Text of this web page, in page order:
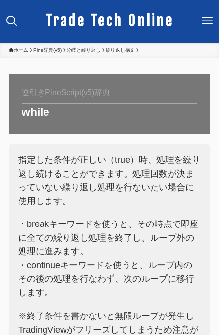
Trade Tech Online
ホーム Pine辞典(v5) 分岐と繰り返し 繰り返し構文
逆引きPineScript(v5)辞典
while
指定した条件が正しい（true）時、処理を繰り
返し続けることができます。処理回数が決ま
っていない繰り返し処理を行ないたい場合に
使用します。
・breakキーワードを使うと、その時点で即座
に全ての繰り返し処理を終了し、ループ外の
処理に進みます。
・continueキーワードを使うと、ループ内の
その後の処理を行なわず、次のループに移行
します。
※終了条件を書かないと無限ループが発生し
TradingViewがフリーズしてしまうため注意が